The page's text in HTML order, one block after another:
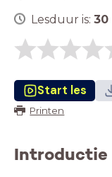
Lesduur is: 30
Start les
Printen
Introductie